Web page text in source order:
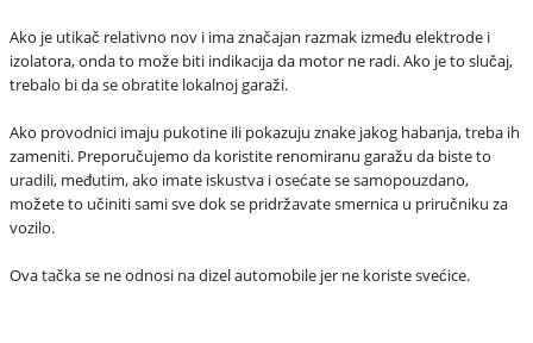
Ako je utikač relativno nov i ima značajan razmak između elektrode i
izolatora, onda to može biti indikacija da motor ne radi. Ako je to slučaj,
trebalo bi da se obratite lokalnoj garaži.
Ako provodnici imaju pukotine ili pokazuju znake jakog habanja, treba ih
zameniti. Preporučujemo da koristite renomiranu garažu da biste to
uradili, međutim, ako imate iskustva i osećate se samopouzdano,
možete to učiniti sami sve dok se pridržavate smernica u priručniku za
vozilo.
Ova tačka se ne odnosi na dizel automobile jer ne koriste svećice.